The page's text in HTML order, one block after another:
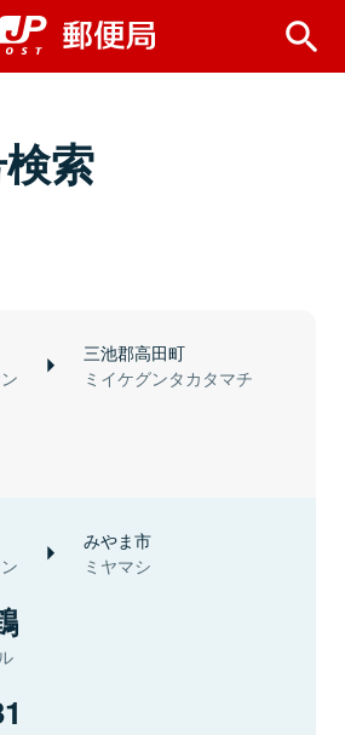
索
三池郡高田町
ミイケグンタカタマチ
みやま市
ミヤマシ